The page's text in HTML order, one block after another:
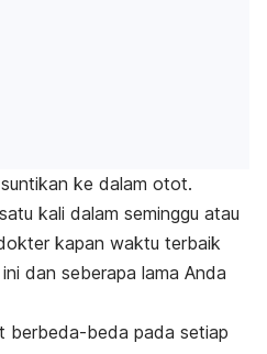
ke dalam otot.
kali dalam seminggu atau
kapan waktu terbaik
dan seberapa lama Anda
berbeda-beda pada setiap